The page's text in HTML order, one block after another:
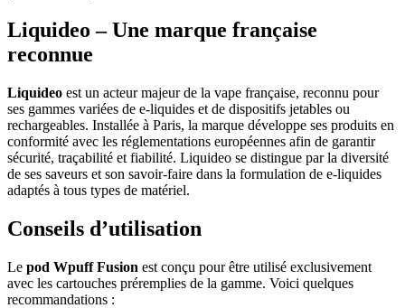
Liquideo – Une marque française
reconnue
Liquideo est un acteur majeur de la vape française, reconnu pour
ses gammes variées de e-liquides et de dispositifs jetables ou
rechargeables. Installée à Paris, la marque développe ses produits en
conformité avec les réglementations européennes afin de garantir
sécurité, traçabilité et fiabilité. Liquideo se distingue par la diversité
de ses saveurs et son savoir-faire dans la formulation de e-liquides
adaptés à tous types de matériel.
Conseils d’utilisation
Le pod Wpuff Fusion est conçu pour être utilisé exclusivement
avec les cartouches préremplies de la gamme. Voici quelques
recommandations :